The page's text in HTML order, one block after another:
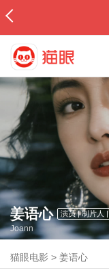
姜语心 演员 | 制片人 |
Joann
猫眼电影 >姜语心